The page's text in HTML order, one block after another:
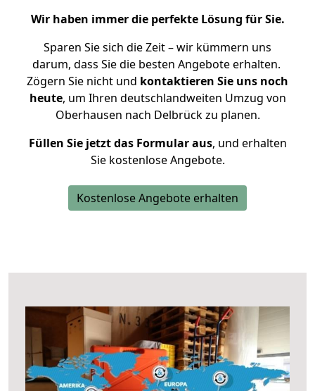
Wir haben immer die perfekte Lösung für Sie.
Sparen Sie sich die Zeit – wir kümmern uns
darum, dass Sie die besten Angebote erhalten.
Zögern Sie nicht und kontaktieren Sie uns noch
heute, um Ihren deutschlandweiten Umzug von
Oberhausen nach Delbrück zu planen.
Füllen Sie jetzt das Formular aus, und erhalten
Sie kostenlose Angebote.
Kostenlose Angebote erhalten